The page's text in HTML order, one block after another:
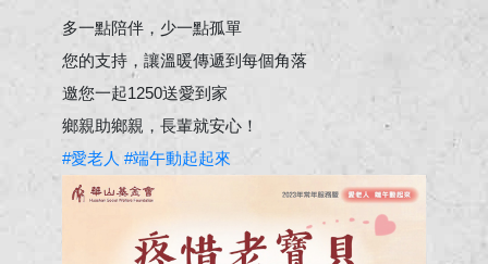
多一點陪伴，少一點孤單
您的支持，讓溫暖傳遞到每個角落
邀您一起1250送愛到家
鄉親助鄉親，長輩就安心！
#愛老人 #端午動起起來